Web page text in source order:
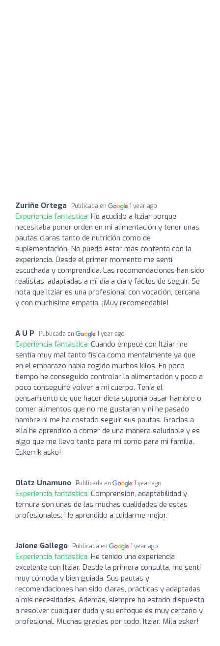
Zuriñe Ortega Publicada en 1 year ago
Experiencia fantástica: He acudido a Itziar porque
necesitaba poner orden en mi alimentación y tener unas
pautas claras tanto de nutrición como de
suplementación. No puedo estar más contenta con la
experiencia. Desde el primer momento me sentí
escuchada y comprendida. Las recomendaciones han sido
realistas, adaptadas a mi día a día y fáciles de seguir. Se
nota que Itziar es una profesional con vocación, cercana
y con muchísima empatía. ¡Muy recomendable!
A U P Publicada en 1 year ago
Experiencia fantástica: Cuando empecé con Itziar me
sentía muy mal tanto física como mentalmente ya que
en el embarazo había cogido muchos kilos. En poco
tiempo he conseguido controlar la alimentación y poco a
poco conseguiré volver a mi cuerpo. Tenía el
pensamiento de que hacer dieta suponía pasar hambre o
comer alimentos que no me gustaran y ni he pasado
hambre ni me ha costado seguir sus pautas. Gracias a
ella he aprendido a comer de una manera saludable y es
algo que me llevo tanto para mi como para mi familia.
Eskerrik asko!
Olatz Unamuno Publicada en 1 year ago
Experiencia fantástica: Comprensión, adaptabilidad y
ternura son unas de las muchas cualidades de estas
profesionales. He aprendido a cuidarme mejor.
Jaione Gallego Publicada en 1 year ago
Experiencia fantástica: He tenido una experiencia
excelente con Itziar. Desde la primera consulta, me sentí
muy cómoda y bien guiada. Sus pautas y
recomendaciones han sido claras, prácticas y adaptadas
a mis necesidades. Además, siempre ha estado dispuesta
a resolver cualquier duda y su enfoque es muy cercano y
profesional. Muchas gracias por todo, Itziar. Mila esker!